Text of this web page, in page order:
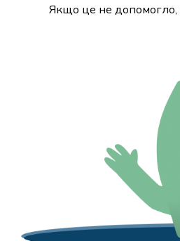
Якщо це не допомогло,